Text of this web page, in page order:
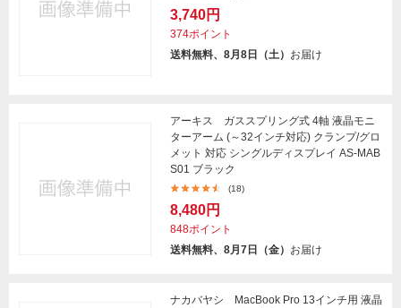
3,740円
374ポイント
送料無料、8月8日（土） お届け
アーキス ガススプリング式 4軸 液晶モニ
ターアーム (～32インチ対応) クランプ/グロ
メット 対応 シングルディスプレイ AS-MAB
S01 ブラック
(18)
8,480円
848ポイント
送料無料、8月7日（金） お届け
ナカバヤシ MacBook Pro 13インチ用 液晶